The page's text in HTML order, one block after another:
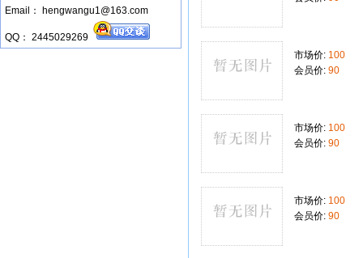
Email： hengwangu1@163.com
QQ： 2445029269
市场价: 100
会员价: 90
市场价: 100
会员价: 90
市场价: 100
会员价: 90